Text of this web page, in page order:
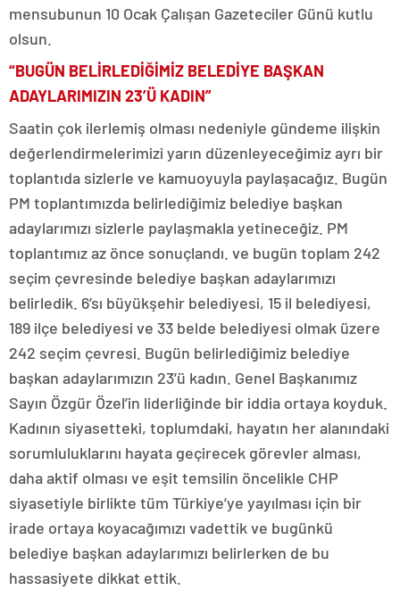
mensubunun 10 Ocak Çalışan Gazeteciler Günü kutlu
olsun.
“BUGÜN BELİRLEDİĞİMİZ BELEDİYE BAŞKAN
ADAYLARIMIZIN 23’Ü KADIN”
Saatin çok ilerlemiş olması nedeniyle gündeme ilişkin
değerlendirmelerimizi yarın düzenleyeceğimiz ayrı bir
toplantıda sizlerle ve kamuoyuyla paylaşacağız. Bugün
PM toplantımızda belirlediğimiz belediye başkan
adaylarımızı sizlerle paylaşmakla yetineceğiz. PM
toplantımız az önce sonuçlandı. ve bugün toplam 242
seçim çevresinde belediye başkan adaylarımızı
belirledik. 6’sı büyükşehir belediyesi, 15 il belediyesi,
189 ilçe belediyesi ve 33 belde belediyesi olmak üzere
242 seçim çevresi. Bugün belirlediğimiz belediye
başkan adaylarımızın 23’ü kadın. Genel Başkanımız
Sayın Özgür Özel’in liderliğinde bir iddia ortaya koyduk.
Kadının siyasetteki, toplumdaki, hayatın her alanındaki
sorumluluklarını hayata geçirecek görevler alması,
daha aktif olması ve eşit temsilin öncelikle CHP
siyasetiyle birlikte tüm Türkiye’ye yayılması için bir
irade ortaya koyacağımızı vadettik ve bugünkü
belediye başkan adaylarımızı belirlerken de bu
hassasiyete dikkat ettik.